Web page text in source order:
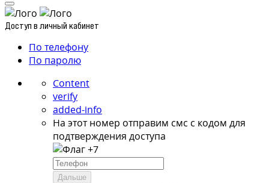
Доступ в личный кабинет
По телефону
По паролю
Content
verify
added-info
На этот номер отправим смс с кодом для
подтверждения доступа
+7
Дальше